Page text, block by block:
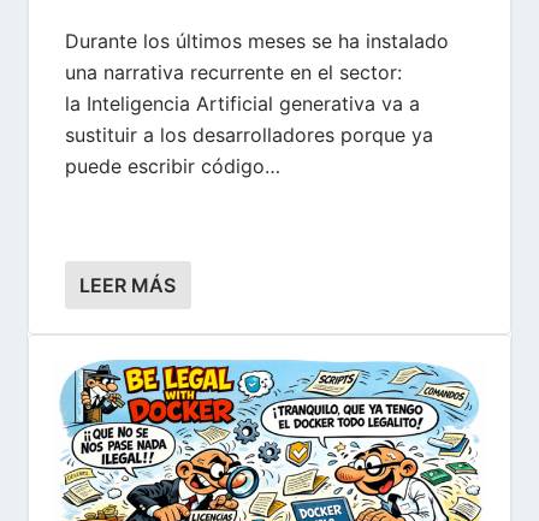
Durante los últimos meses se ha instalado
una narrativa recurrente en el sector:
la Inteligencia Artificial generativa va a
sustituir a los desarrolladores porque ya
puede escribir código…
LEER MÁS